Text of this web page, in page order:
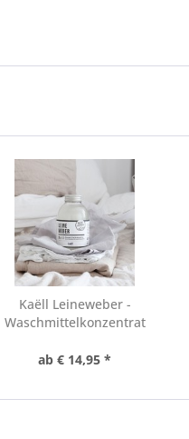
Kaëll Leineweber -
Waschmittelkonzentrat
ab € 14,95 *